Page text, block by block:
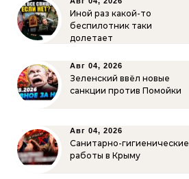
Иной раз какой-то
беспилотник таки
долетает
Авг 04, 2026
Зеленский ввёл новые
санкции против Помойки
Авг 04, 2026
Санитарно-гигиенические
работы в Крыму